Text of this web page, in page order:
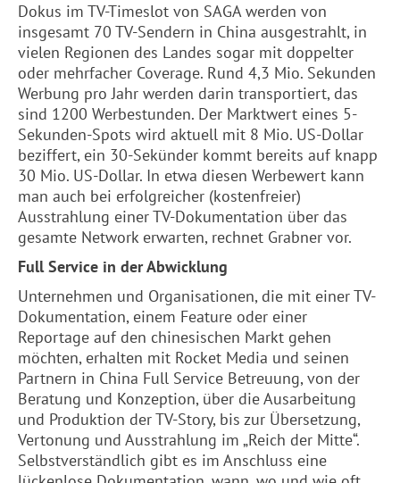
Dokus im TV-Timeslot von SAGA werden von
insgesamt 70 TV-Sendern in China ausgestrahlt, in
vielen Regionen des Landes sogar mit doppelter
oder mehrfacher Coverage. Rund 4,3 Mio. Sekunden
Werbung pro Jahr werden darin transportiert, das
sind 1200 Werbestunden. Der Marktwert eines 5-
Sekunden-Spots wird aktuell mit 8 Mio. US-Dollar
beziffert, ein 30-Sekünder kommt bereits auf knapp
30 Mio. US-Dollar. In etwa diesen Werbewert kann
man auch bei erfolgreicher (kostenfreier)
Ausstrahlung einer TV-Dokumentation über das
gesamte Network erwarten, rechnet Grabner vor.
Full Service in der Abwicklung
Unternehmen und Organisationen, die mit einer TV-
Dokumentation, einem Feature oder einer
Reportage auf den chinesischen Markt gehen
möchten, erhalten mit Rocket Media und seinen
Partnern in China Full Service Betreuung, von der
Beratung und Konzeption, über die Ausarbeitung
und Produktion der TV-Story, bis zur Übersetzung,
Vertonung und Ausstrahlung im „Reich der Mitte“.
Selbstverständlich gibt es im Anschluss eine